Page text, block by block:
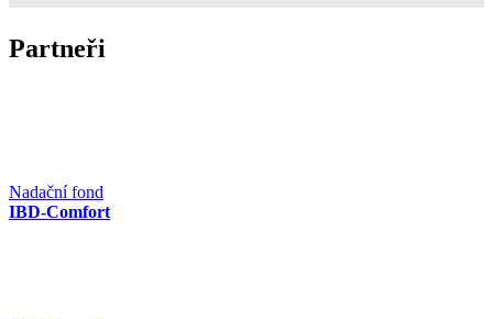
Partneři
Nadační fond
IBD-Comfort